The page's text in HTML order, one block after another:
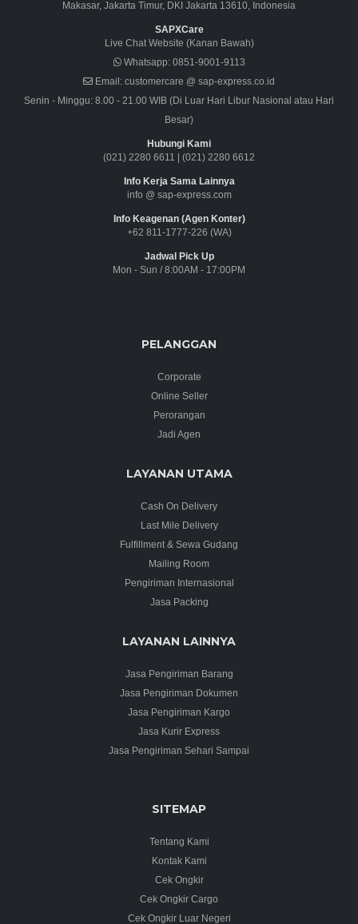
Makasar, Jakarta Timur, DKI Jakarta 13610, Indonesia
SAPXCare
Live Chat Website (Kanan Bawah)
Whatsapp:0851-9001-9113
Email: customercare @ sap-express.co.id
Senin - Minggu: 8.00 - 21.00 WIB (Di Luar Hari Libur Nasional atau Hari
Besar)
Hubungi Kami
(021) 2280 6611 | (021) 2280 6612
Info Kerja Sama Lainnya
info @ sap-express.com
Info Keagenan (Agen Konter)
+62 811-1777-226 (WA)
Jadwal Pick Up
Mon - Sun / 8:00AM - 17:00PM
PELANGGAN
Corporate
Online Seller
Perorangan
Jadi Agen
LAYANAN UTAMA
Cash On Delivery
Last Mile Delivery
Fulfillment & Sewa Gudang
Mailing Room
Pengiriman Internasional
Jasa Packing
LAYANAN LAINNYA
Jasa Pengiriman Barang
Jasa Pengiriman Dokumen
Jasa Pengiriman Kargo
Jasa Kurir Express
Jasa Pengiriman Sehari Sampai
SITEMAP
Tentang Kami
Kontak Kami
Cek Ongkir
Cek Ongkir Cargo
Cek Ongkir Luar Negeri